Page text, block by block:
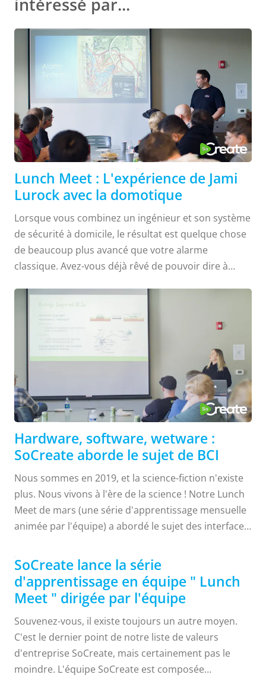
intéressé par...
Lunch Meet : L'expérience de Jami
Lurock avec la domotique
Lorsque vous combinez un ingénieur et son système
de sécurité à domicile, le résultat est quelque chose
de beaucoup plus avancé que votre alarme
classique. Avez-vous déjà rêvé de pouvoir dire à
salinité de votre piscine d'eau salée de loin ou de
surprendre votre enfant ou votre colocataire qui
laisse la fenêtre ouverte lorsque le chauffage est
allumé, le tout à partir d'un appareil mobile ? C'est
possible, et notre ingénieur en chef Jami Lurock l'a
prouvé ! Lors de notre deuxième volet du "Lunch
Meet", une série d'apprentissage mensuelle
animée...
Hardware, software, wetware :
SoCreate aborde le sujet de BCI
Nous sommes en 2019, et la science-fiction n'existe
plus. Nous vivons à l'ère de la science ! Notre Lunch
Meet de mars (une série d'apprentissage mensuelle
animée par l'équipe) a abordé le sujet des interfaces
dont notre équipe passionnée de cinéma avait
besoin. Madalyn Pape, stagiaire en développement
UX, a fait une présentation impressionnante, car ce
sujet est une passion personnelle. Avatar, Matrix,
Star Trek et Marvel's X-Men .... voilà des films sur le
contrôle de l'esprit que nous pouvons comprendre !
Mais connecter notre cerveau à...
SoCreate lance la série
d'apprentissage en équipe " Lunch
Meet " dirigée par l'équipe
Souvenez-vous, il existe toujours un autre moyen.
C'est le dernier point de notre liste de valeurs
d'entreprise SoCreate, mais certainement pas le
moindre. L'équipe SoCreate est composée